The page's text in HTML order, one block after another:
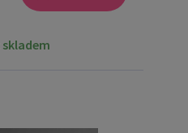
skladem